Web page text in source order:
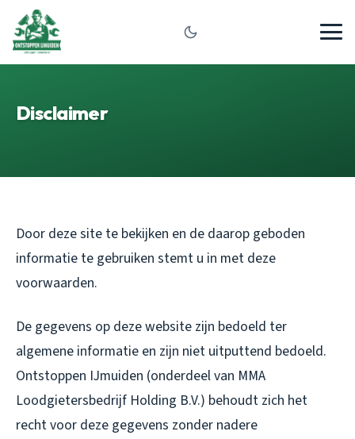
Disclaimer
Door deze site te bekijken en de daarop geboden
informatie te gebruiken stemt u in met deze
voorwaarden.
De gegevens op deze website zijn bedoeld ter
algemene informatie en zijn niet uitputtend bedoeld.
Ontstoppen IJmuiden (onderdeel van MMA
Loodgietersbedrijf Holding B.V.) behoudt zich het
recht voor deze gegevens zonder nadere